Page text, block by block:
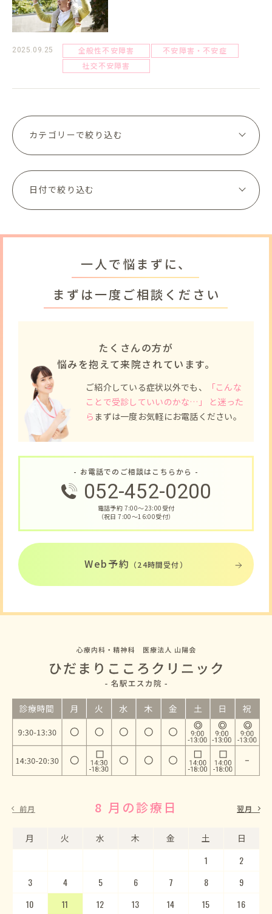
2025.09.25 全般性不安障害
不安障害・不安症
社交不安障害
一人で悩まずに、
まずは一度ご相談ください
たくさんの方が
悩みを抱えて来院されています。
ご紹介している症状以外でも、
「こんな
ことで受診していいのかな…」 と迷った
ら まずは一度お気軽にお電話ください。
- お電話でのご相談はこちらから -
052-452-0200
電話予約 7:00〜23:00受付
（祝日 7:00〜16:00受付）
Web予約 （24時間受付）
前月 8 月の診療日
月 火 水 木 金 土 日
1
2
3
4 5 6 7 8
9
10
11 12 13 14 15
16
9 月の診療日
月 火 水 木 金 土 日
5
6
7
8 9 10 11 12
13
14
15 16 17 18 19
20
翌月